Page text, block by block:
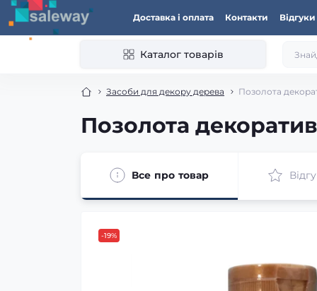
Доставка і оплата Контакти Відгуки
Каталог товарів
Засоби для декору дерева Позолота
Позолота
Все про товар
-19%